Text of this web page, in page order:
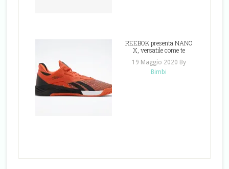
REEBOK presenta NANO
X, versatile come te
19 Maggio 2020 By
Bimbi